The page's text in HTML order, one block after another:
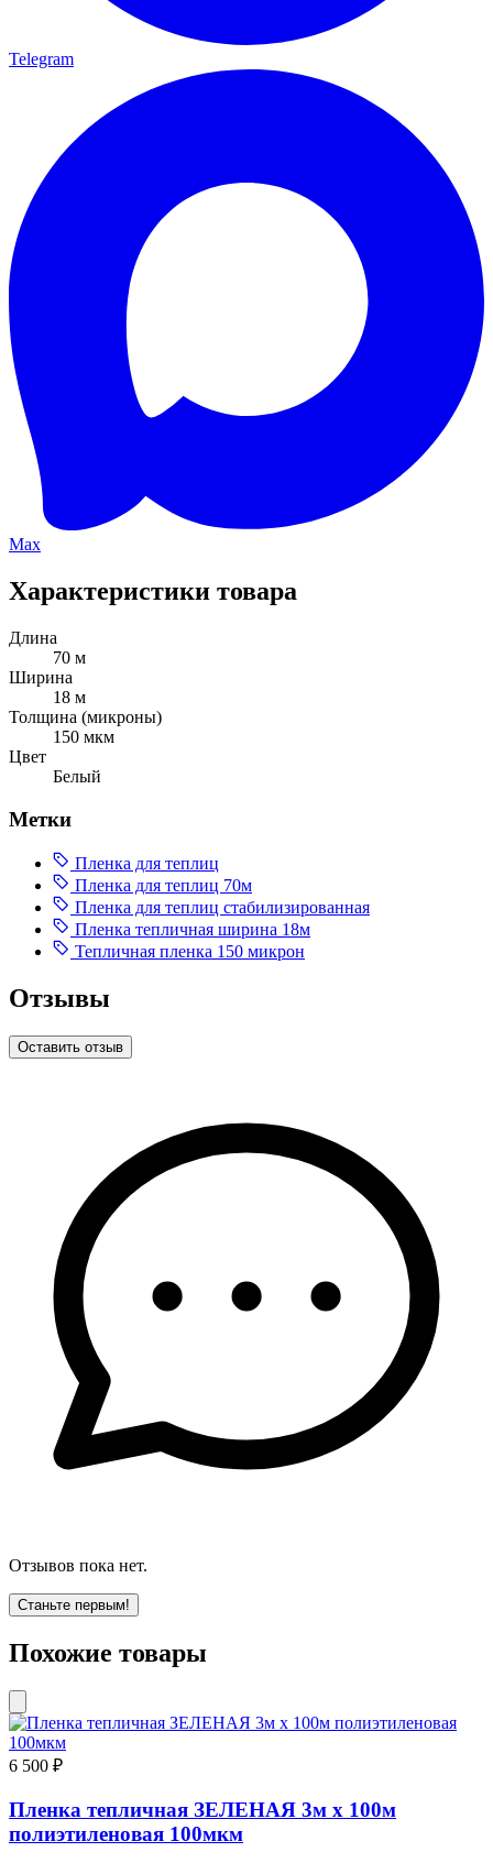
Telegram
Max
Характеристики товара
Длина
70 м
Ширина
18 м
Толщина (микроны)
150 мкм
Цвет
Белый
Метки
Пленка для теплиц
Пленка для теплиц 70м
Пленка для теплиц стабилизированная
Пленка тепличная ширина 18м
Тепличная пленка 150 микрон
Отзывы
Оставить отзыв
Отзывов пока нет.
Станьте первым!
Похожие товары
6 500 ₽
Пленка тепличная ЗЕЛЕНАЯ 3м х 100м
полиэтиленовая 100мкм